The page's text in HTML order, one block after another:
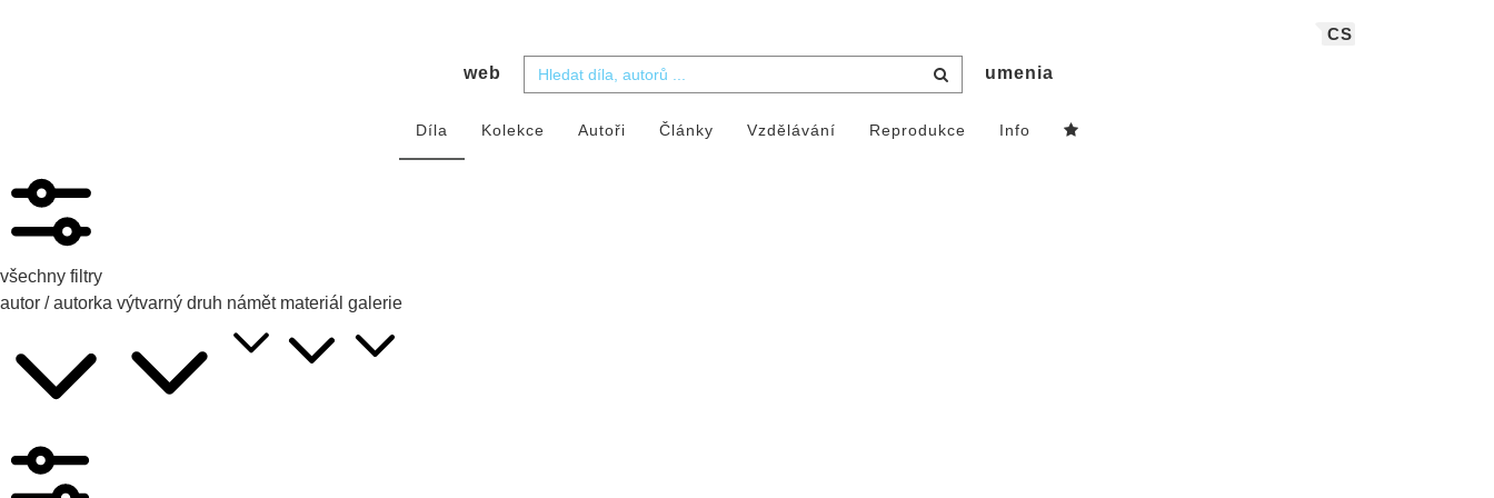
CS
web umenia
Díla Kolekce Autoři Články Vzdělávání Reprodukce Info
všechny filtry
autor / autorka výtvarný druh námět materiál galerie